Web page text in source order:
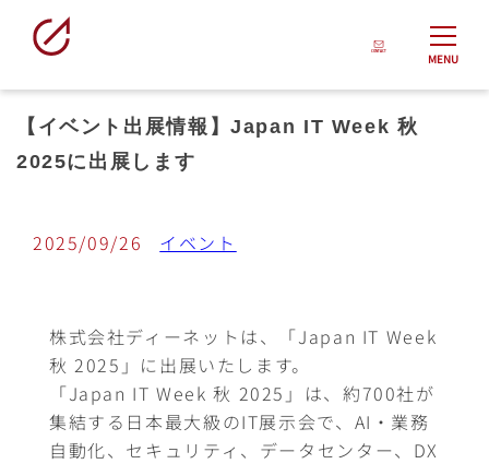
MENU
【イベント出展情報】Japan IT Week 秋
2025に出展します
2025/09/26 イベント
株式会社ディーネットは、「Japan IT Week
秋 2025」に出展いたします。
「Japan IT Week 秋 2025」は、約700社が
集結する日本最大級のIT展示会で、AI・業務
自動化、セキュリティ、データセンター、DX